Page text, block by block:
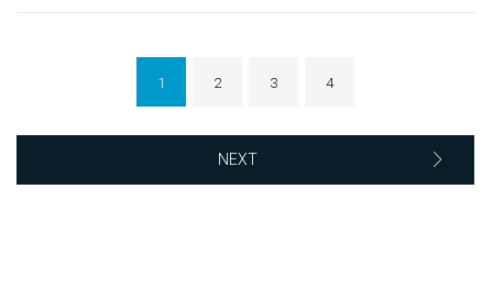
1 2 3 4
NEXT